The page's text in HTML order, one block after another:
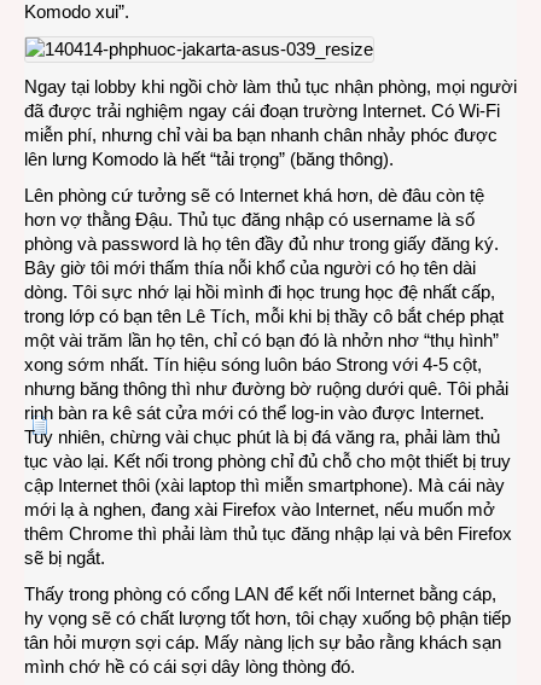
Komodo xui”.
Ngay tại lobby khi ngồi chờ làm thủ tục nhận phòng, mọi người
đã được trải nghiệm ngay cái đoạn trường Internet. Có Wi-Fi
miễn phí, nhưng chỉ vài ba bạn nhanh chân nhảy phóc được
lên lưng Komodo là hết “tải trọng” (băng thông).
Lên phòng cứ tưởng sẽ có Internet khá hơn, dè đâu còn tệ
hơn vợ thằng Đậu. Thủ tục đăng nhập có username là số
phòng và password là họ tên đầy đủ như trong giấy đăng ký.
Bây giờ tôi mới thấm thía nỗi khổ của người có họ tên dài
dòng. Tôi sực nhớ lại hồi mình đi học trung học đệ nhất cấp,
trong lớp có bạn tên Lê Tích, mỗi khi bị thầy cô bắt chép phạt
một vài trăm lần họ tên, chỉ có bạn đó là nhởn nhơ “thụ hình”
xong sớm nhất. Tín hiệu sóng luôn báo Strong với 4-5 cột,
nhưng băng thông thì như đường bờ ruộng dưới quê. Tôi phải
rinh bàn ra kê sát cửa mới có thể log-in vào được Internet.
Tuy nhiên, chừng vài chục phút là bị đá văng ra, phải làm thủ
tục vào lại. Kết nối trong phòng chỉ đủ chỗ cho một thiết bị truy
cập Internet thôi (xài laptop thì miễn smartphone). Mà cái này
mới lạ à nghen, đang xài Firefox vào Internet, nếu muốn mở
thêm Chrome thì phải làm thủ tục đăng nhập lại và bên Firefox
sẽ bị ngắt.
Thấy trong phòng có cổng LAN để kết nối Internet bằng cáp,
hy vọng sẽ có chất lượng tốt hơn, tôi chạy xuống bộ phận tiếp
tân hỏi mượn sợi cáp. Mấy nàng lịch sự bảo rằng khách sạn
mình chớ hề có cái sợi dây lòng thòng đó.